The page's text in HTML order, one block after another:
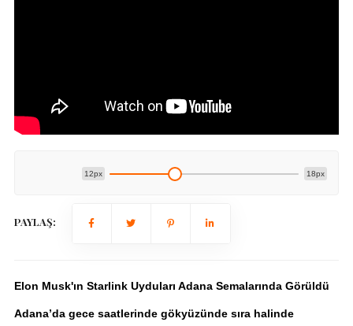
12px 18px
PAYLAŞ:
Elon Musk'ın Starlink Uyduları Adana Semalarında Görüldü
Adana’da gece saatlerinde gökyüzünde sıra halinde